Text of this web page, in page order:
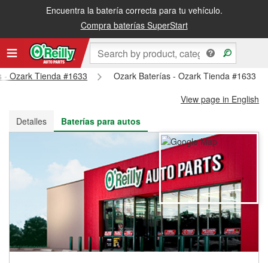
Encuentra la batería correcta para tu vehículo.
Compra baterías SuperStart
Recibe tu orden gratis al día siguiente o recógela en la tienda
- Ozark Tienda #1633
Ozark Baterías - Ozark Tienda #1633
View page in English
Detalles
Baterías para autos